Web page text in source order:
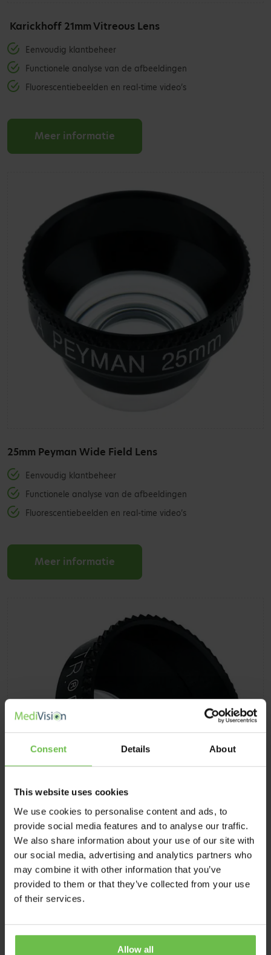
Consent Details About
This website uses cookies
We use cookies to personalise content and ads, to
provide social media features and to analyse our traffic.
We also share information about your use of our site with
our social media, advertising and analytics partners who
may combine it with other information that you’ve
provided to them or that they’ve collected from your use
of their services.
Allow all
Karickhoff 21mm Vitreous Lens
Eenvoudig klantbeheer
Functionele analyse van de afbeeldingen
Fluorescentiebeelden en real-time video’s
Meer informatie
25mm Peyman Wide Field Lens
Eenvoudig klantbeheer
Functionele analyse van de afbeeldingen
Fluorescentiebeelden en real-time video’s
Meer informatie
18mm Peyman Wide Field Lens
Eenvoudig klantbeheer
Fluorescentiebeelden en real-time video’s